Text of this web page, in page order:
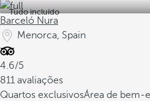
Tudo incluído
Barceló Nura
Menorca, Spain
4.6/5
811 avaliações
Quartos exclusivosÁrea de bem-